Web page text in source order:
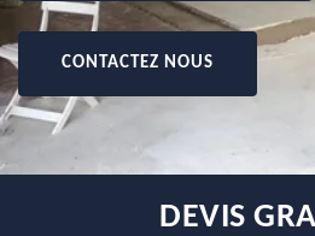
CONTACTEZ NOUS
DEVIS